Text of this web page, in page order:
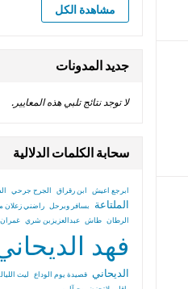
مشاهدة الكل
جديد المدونات
لا توجد نتائج تلبي هذه المعايير.
سحابة الكلمات الدلالية
ابرجع اعيش ابن رقراق الجرح جرحي
الملتاعة بسافر وبرحل راضني
الرطان طاش عبدالعزيزبن شري غمران
فهد
الديحاني قصيدة يوم الوداع ليت